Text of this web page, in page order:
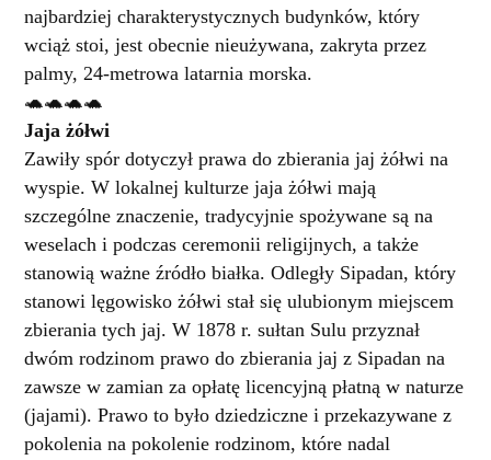
najbardziej charakterystycznych budynków, który
wciąż stoi, jest obecnie nieużywana, zakryta przez
palmy, 24-metrowa latarnia morska.
🐢🐢🐢🐢
Jaja żółwi
Zawiły spór dotyczył prawa do zbierania jaj żółwi na
wyspie. W lokalnej kulturze jaja żółwi mają
szczególne znaczenie, tradycyjnie spożywane są na
weselach i podczas ceremonii religijnych, a także
stanowią ważne źródło białka. Odległy Sipadan, który
stanowi lęgowisko żółwi stał się ulubionym miejscem
zbierania tych jaj. W 1878 r. sułtan Sulu przyznał
dwóm rodzinom prawo do zbierania jaj z Sipadan na
zawsze w zamian za opłatę licencyjną płatną w naturze
(jajami). Prawo to było dziedziczne i przekazywane z
pokolenia na pokolenie rodzinom, które nadal